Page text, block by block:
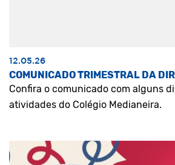
12.05.26
COMUNICADO TRIMESTRAL DA
Confira o comunicado com alguns
atividades do Colégio Medianeira.